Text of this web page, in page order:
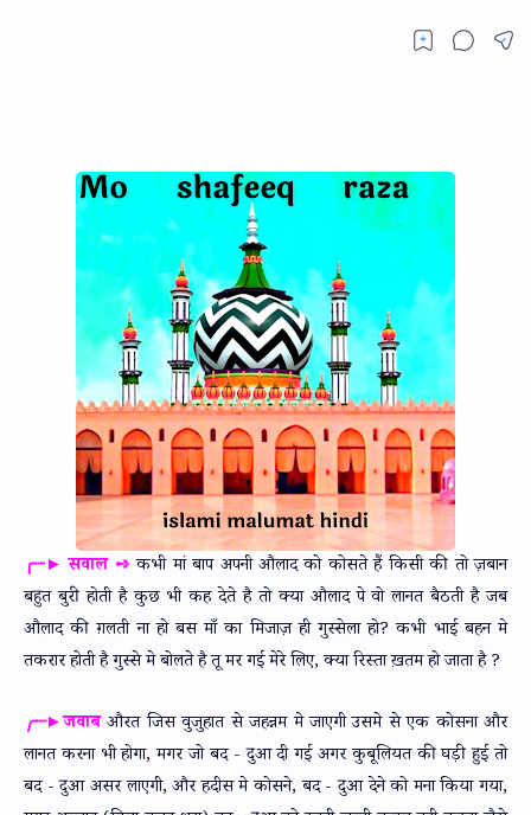
╭┈► सवाल ➺ कभी मां बाप अपनी औलाद को कोसते हैं किसी की तो ज़बान
बहुत बुरी होती है कुछ भी कह देते है तो क्या औलाद पे वो लानत बैठती है जब
औलाद की ग़लती ना हो बस माँ का मिजाज़ ही गुस्सेला हो? कभी भाई बहन मे
तकरार होती है गुस्से मे बोलते है तू मर गई मेरे लिए, क्या रिस्ता ख़तम हो जाता है ?
╭┈►जवाबऔरत जिस वुजुहात से जहन्नम मे जाएगी उसमे से एक कोसना और
लानत करना भी होगा, मगर जो बद - दुआ दी गई अगर कुबूलियत की घड़ी हुई तो
बद - दुआ असर लाएगी, और हदीस मे कोसने, बद - दुआ देने को मना किया गया,